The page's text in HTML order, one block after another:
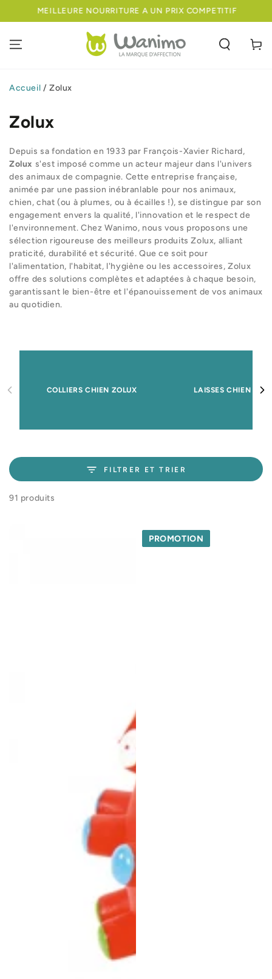
IGNORER LE
BIENVENUE SUR NOTRE
COMPETITIF
Panier
Accueil / Zolux
Zolux
Depuis sa fondation en 1933 par François-Xavier Richard,
Zolux s'est imposé comme un acteur majeur dans l'univers
des animaux de compagnie. Cette entreprise française,
animée par une passion inébranlable pour nos animaux,
chien, chat (ou à plumes, ou à écailles !), se distingue par son
engagement envers la qualité, l'innovation et le respect de
l'environnement. Chez Wanimo, nous vous proposons une
sélection rigoureuse des meilleurs produits Zolux, alliant
praticité, durabilité et sécurité. Que ce soit pour
l'alimentation, l'habitat, l'hygiène ou les accessoires, Zolux
offre des solutions complètes et adaptées à chaque besoin,
garantissant le bien-être et l'épanouissement de vos animaux
au quotidien.
COLLIERS CHIEN ZOLUX LAISSES CHIEN
FILTRER ET TRIER
91 produits
PROMOTION